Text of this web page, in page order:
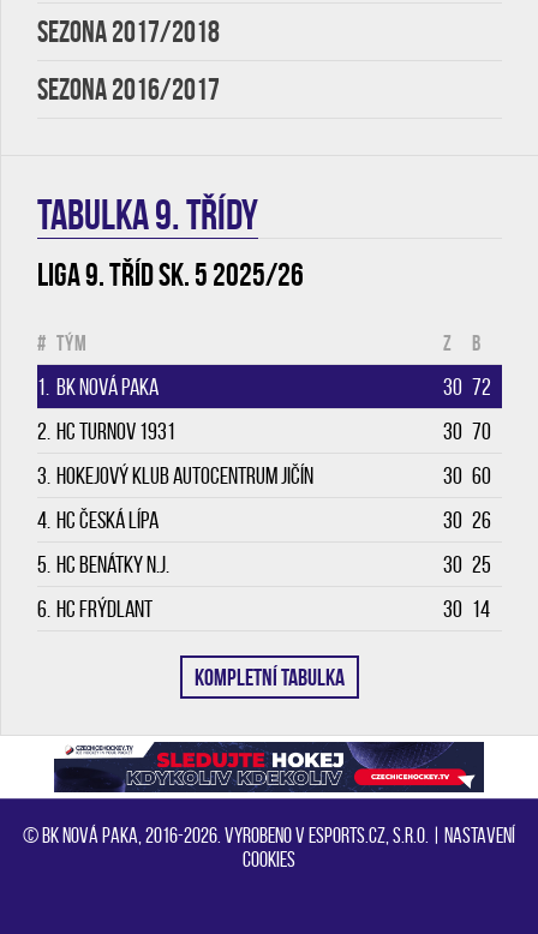
SEZONA 2017/2018
SEZONA 2016/2017
TABULKA 9. třídy
Liga 9. tříd sk. 5 2025/26
# Tým Z B
1. BK Nová Paka 30 72
2. HC Turnov 1931 30 70
3. Hokejový klub Autocentrum Jičín 30 60
4. HC Česká Lípa 30 26
5. HC Benátky n.J. 30 25
6. HC Frýdlant 30 14
KOMPLETNÍ TABULKA
© BK Nová Paka, 2016-2026. Vyrobeno v eSports.cz, s.r.o. | Nastavení
cookies